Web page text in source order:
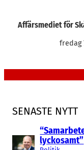
Affärsmediet för
fredag
SENASTE NYTT
lyckosamt”